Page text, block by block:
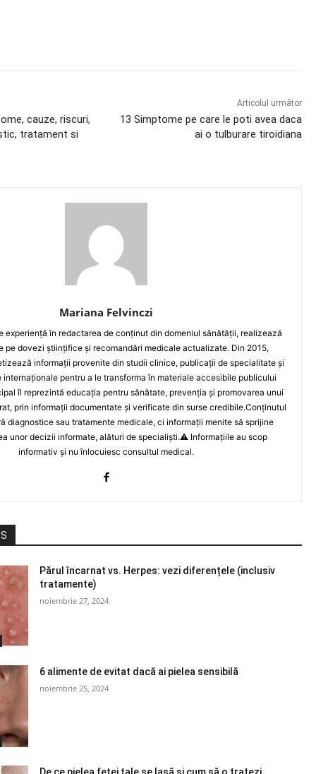
cauze, riscuri,
tratament si
Articolul următor
13 Simptome pe care le poti avea daca
ai o tulburare tiroidiana
Mariana Felvinczi
experiență în redactarea de conținut din domeniul sănătății, realizează
pe dovezi științifice și recomandări medicale actualizate. Din 2015,
informații provenite din studii clinice, publicații de specialitate și
internaționale pentru a le transforma în materiale accesibile publicului
îl reprezintă educația pentru sănătate, prevenția și promovarea unui
prin informații documentate și verificate din surse credibile.Conținutul
diagnostice sau tratamente medicale, ci informații menite să sprijine
unor decizii informate, alături de specialiști.⚠️ Informațiile au scop
informativ și nu înlocuiesc consultul medical.
Părul încarnat vs. Herpes: vezi diferențele (inclusiv
tratamente)
noiembrie 27, 2024
6 alimente de evitat dacă ai pielea sensibilă
noiembrie 25, 2024